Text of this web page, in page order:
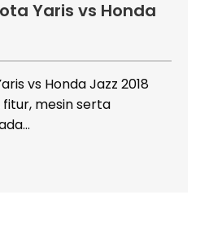
Yaris vs Honda
vs Honda Jazz 2018
mesin serta